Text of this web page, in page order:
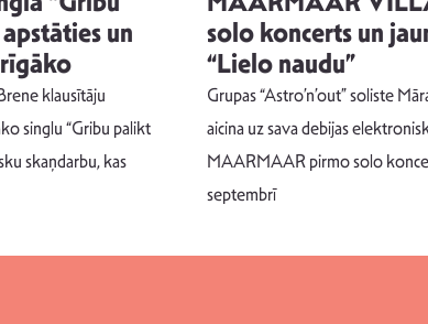
un
klausītāju
singlu “Gribu palikt
skaņdarbu, kas
solo koncerts un
“Lielo naudu”
Grupas “Astro’n’out” soliste
aicina uz sava debijas
MAARMAAR pirmo solo
septembrī